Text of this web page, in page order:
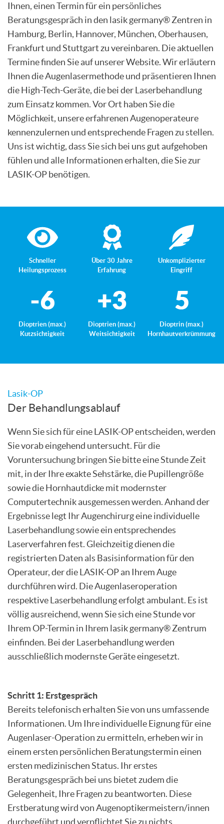
Ihnen, einen Termin für ein persönliches
Beratungsgespräch in den lasik germany® Zentren in
Hamburg, Berlin, Hannover, München, Oberhausen,
Frankfurt und Stuttgart zu vereinbaren. Die aktuellen
Termine finden Sie auf unserer Website. Wir erläutern
Ihnen die Augenlasermethode und präsentieren Ihnen
die High-Tech-Geräte, die bei der Laserbehandlung
zum Einsatz kommen. Vor Ort haben Sie die
Möglichkeit, unsere erfahrenen Augenoperateure
kennenzulernen und entsprechende Fragen zu stellen.
Uns ist wichtig, dass Sie sich bei uns gut aufgehoben
fühlen und alle Informationen erhalten, die Sie zur
LASIK-OP benötigen.
Schneller
Heilungsprozess
Über 30 Jahre
Erfahrung
Unkomplizierter
Eingriff
Dioptrien (max.)
Kutzsichtigkeit
Dioptrien (max.)
Weitsichtigkeit
Dioptrin (max.)
Hornhaut­verkrümmung
Lasik-OP
Der Behandlungsablauf
Wenn Sie sich für eine LASIK-OP entscheiden, werden
Sie vorab eingehend untersucht. Für die
Voruntersuchung bringen Sie bitte eine Stunde Zeit
mit, in der Ihre exakte Sehstärke, die Pupillengröße
sowie die Hornhautdicke mit modernster
Computertechnik ausgemessen werden. Anhand der
Ergebnisse legt Ihr Augenchirurg eine individuelle
Laserbehandlung sowie ein entsprechendes
Laserverfahren fest. Gleichzeitig dienen die
registrierten Daten als Basisinformation für den
Operateur, der die LASIK-OP an Ihrem Auge
durchführen wird. Die Augenlaseroperation
respektive Laserbehandlung erfolgt ambulant. Es ist
völlig ausreichend, wenn Sie sich eine Stunde vor
Ihrem OP-Termin in Ihrem lasik germany® Zentrum
einfinden. Bei der Laserbehandlung werden
ausschließlich modernste Geräte eingesetzt.
Schritt 1: Erstgespräch
Bereits telefonisch erhalten Sie von uns umfassende
Informationen. Um Ihre individuelle Eignung für eine
Augenlaser-Operation zu ermitteln, erheben wir in
einem ersten persönlichen Beratungstermin einen
ersten medizinischen Status. Ihr erstes
Beratungsgespräch bei uns bietet zudem die
Gelegenheit, Ihre Fragen zu beantworten. Diese
Erstberatung wird von Augenoptikermeistern/innen
durchgeführt und verpflichtet Sie zu nichts.